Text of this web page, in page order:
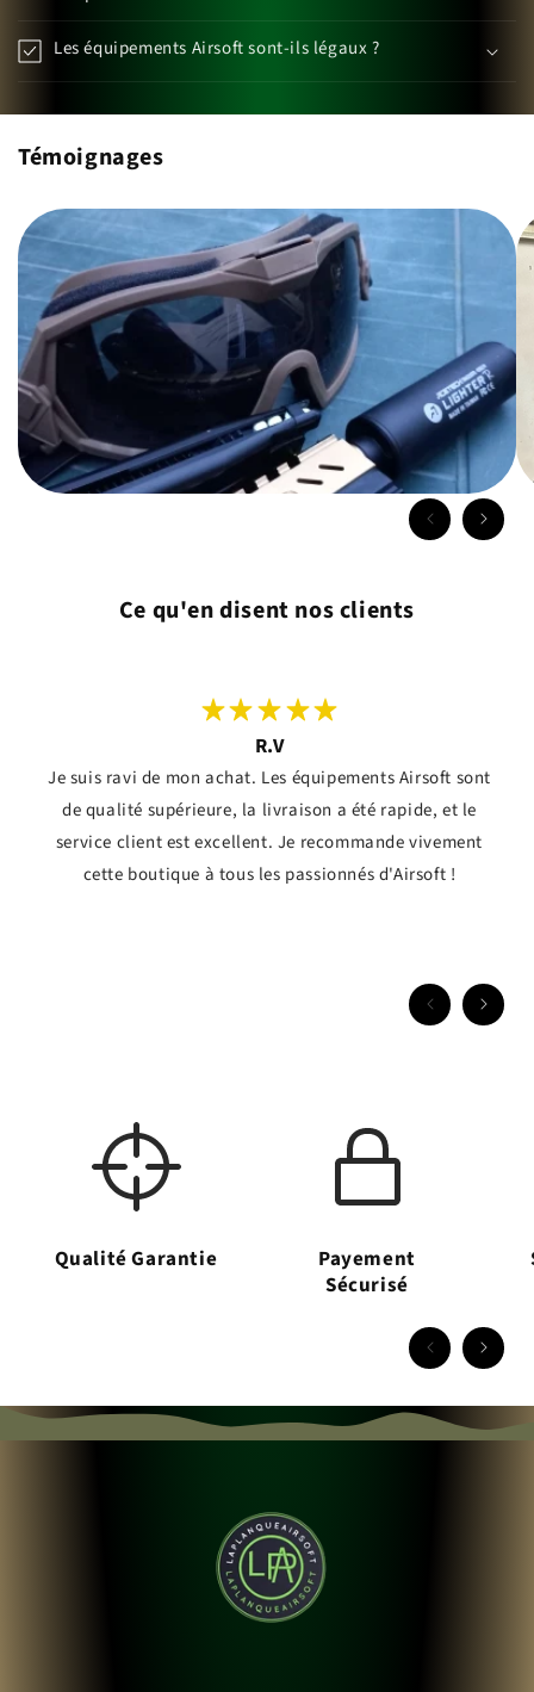
Les équipements Airsoft sont-ils légaux ?
Témoignages
Ce qu'en disent nos clients
R.V
Je suis ravi de mon achat. Les équipements Airsoft sont
de qualité supérieure, la livraison a été rapide, et le
service client est excellent. Je recommande vivement
cette boutique à tous les passionnés d'Airsoft !
Qualité Garantie
Payement
Sécurisé